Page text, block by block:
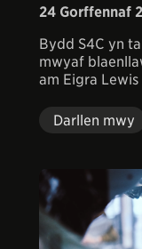
24 Gorffennaf
Bydd S4C yn
mwyaf
am Eigra
Darllen mwy